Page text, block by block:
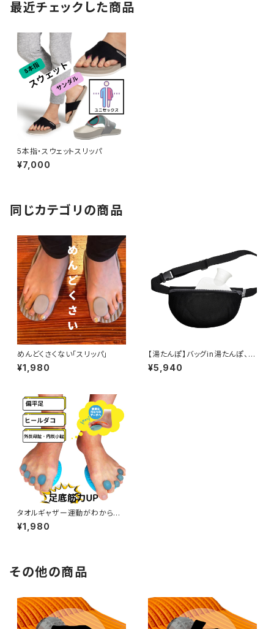
最近チェックした商品
5本指・スウェットスリッパ
¥7,000
同じカテゴリの商品
めんどくさくない「スリッパ」
¥1,980
【湯たんぽ】バッグin湯たんぽ、ど
こでも湯たんぽ【注水式】
¥5,940
タオルギャザー運動がわからな
い人のための
¥1,980
その他の商品